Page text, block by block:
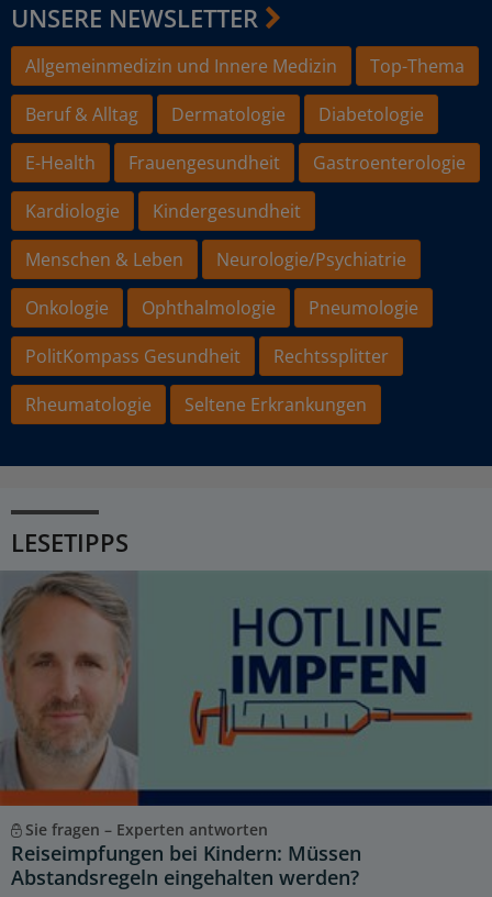
UNSERE NEWSLETTER
Allgemeinmedizin und Innere Medizin
Top-Thema
Beruf & Alltag
Dermatologie
Diabetologie
E-Health
Frauengesundheit
Gastroenterologie
Kardiologie
Kindergesundheit
Menschen & Leben
Neurologie/Psychiatrie
Onkologie
Ophthalmologie
Pneumologie
PolitKompass Gesundheit
Rechtssplitter
Rheumatologie
Seltene Erkrankungen
LESETIPPS
Sie fragen – Experten antworten
Reiseimpfungen bei Kindern: Müssen
Abstandsregeln eingehalten werden?